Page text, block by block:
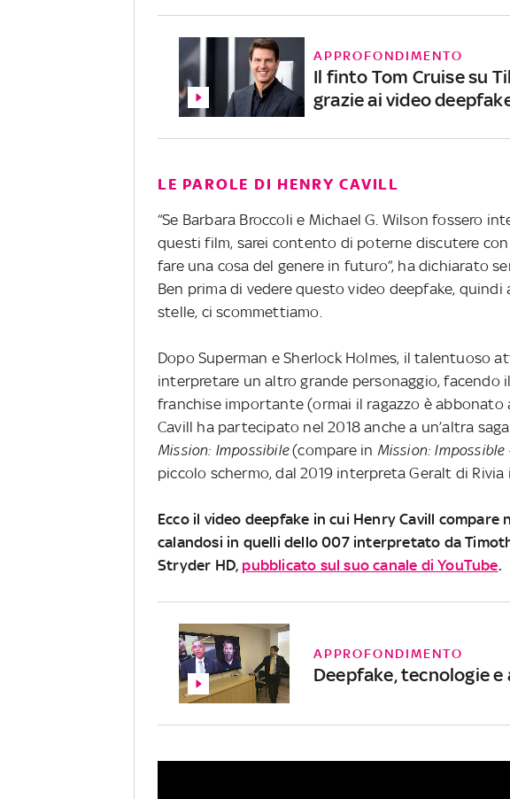
APPROFONDIMENTO
Il finto Tom Cruise su
grazie ai video
LE PAROLE DI HENRY CAVILL
“Se Barbara Broccoli e Michael G. Wilson fossero
questi film, sarei contento di poterne discutere
fare una cosa del genere in futuro”, ha dichiarato
Ben prima di vedere questo video deepfake, quindi
stelle, ci scommettiamo.
Dopo Superman e Sherlock Holmes, il talentuoso
interpretare un altro grande personaggio, facendo
franchise importante (ormai il ragazzo è abbonato
Cavill ha partecipato nel 2018 anche a un’altra
Mission: Impossibile(compare in Mission:
piccolo schermo, dal 2019 interpreta Geralt di Rivia
Ecco il video deepfake in cui Henry Cavill compare
calandosi in quelli dello 007 interpretato da
Stryder HD, pubblicato sul suo canale di YouTube.
APPROFONDIMENTO
Deepfake, tecnologie e